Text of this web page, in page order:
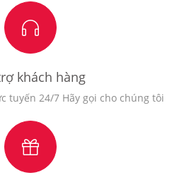
khách hàng
tuyến 24/7 Hãy gọi cho chúng tôi